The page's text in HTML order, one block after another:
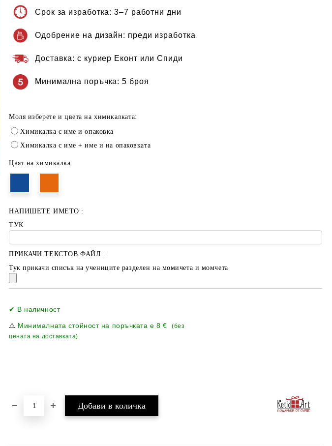
Срок за изработка: 3–7 работни дни
Одобрение на дизайн: преди изработка
Доставка: с куриер Еконт или Спиди
Минимална поръчка: 5 броя
Моля изберете и цвета на химикалката:
Химикалка с име и опаковка
Химикалка с име + име и на опаковката
Цвят на химикалка:
НАПИШЕТЕ ИМЕТО :
ТУК
ПРИКАЧИ ТЕКСТОВ ФАЙЛ :
Тук прикачи списък на учениците разделен на момичета и момчета
✔ В наличност
⚠️ Минималната стойност на поръчката е8 €
(без
цената на доставката).